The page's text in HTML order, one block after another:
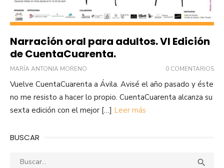
Narración oral para adultos. VI Edición
de CuentaCuarenta.
MARÍA ANTONIA MORENO 0 COMENTARIOS
Vuelve CuentaCuarenta a Ávila. Avisé el año pasado y éste
no me resisto a hacer lo propio. CuentaCuarenta alcanza su
sexta edición con el mejor […] Leer más
BUSCAR
Buscar: 